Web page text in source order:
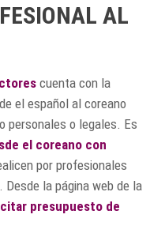
AL
cuenta con la
el español al coreano
personales o legales. Es
el coreano con
por profesionales
la página web de la
presupuesto de